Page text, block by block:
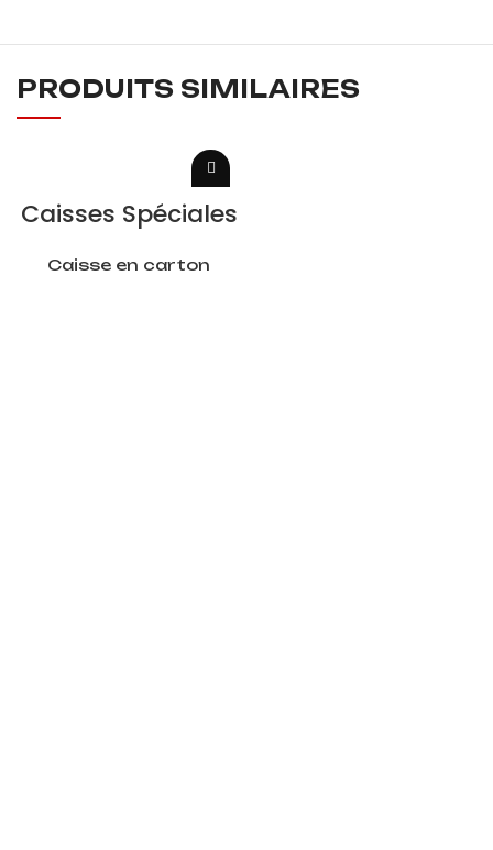
PRODUITS SIMILAIRES
Caisses Spéciales
Caisse en carton